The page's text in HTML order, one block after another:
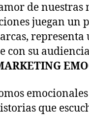
de nuestras
juegan un
con su
que